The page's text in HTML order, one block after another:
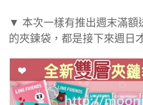
▼ 本次一樣有推出週末滿額
的夾鍊袋，都是接下來週日